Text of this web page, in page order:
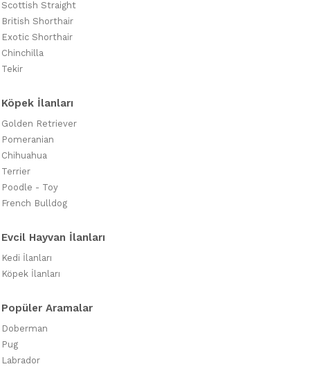
Scottish Straight
British Shorthair
Exotic Shorthair
Chinchilla
Tekir
Köpek İlanları
Golden Retriever
Pomeranian
Chihuahua
Terrier
Poodle - Toy
French Bulldog
Evcil Hayvan İlanları
Kedi İlanları
Köpek İlanları
Popüler Aramalar
Doberman
Pug
Labrador